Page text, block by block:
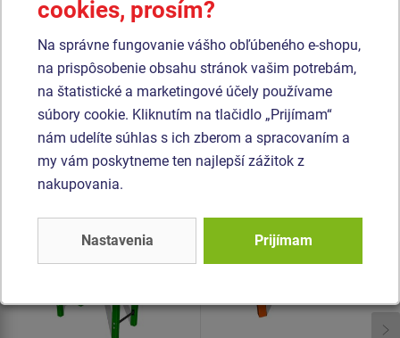
vypaľovanou farbou. Tieto konštrukcie sú uložené do
betónového lôžka. Všetok spojovací materiál je
pozinkovaný alebo nerezový.
Podobnýtovar
Produkt - WP-8002K-10
Street workoutový
Produkt - WP-8004K-10
cookies, prosím?
Na správne fungovanie vášho obľúbeného e-shopu,
na prispôsobenie obsahu stránok vašim potrebám,
na štatistické a marketingové účely používame
súbory cookie. Kliknutím na tlačidlo „Prijímam“
nám udelíte súhlas s ich zberom a spracovaním a
my vám poskytneme ten najlepší zážitok z
nakupovania.
Nastavenia Prijímam